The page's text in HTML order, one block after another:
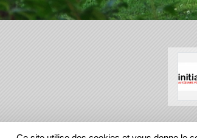
REGIONS